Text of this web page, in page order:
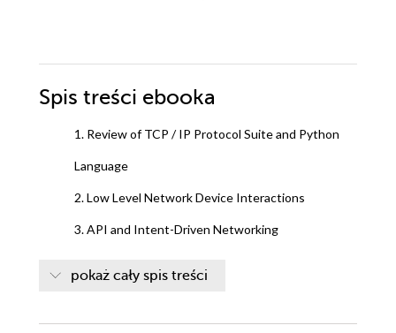
Spis treści ebooka
1. Review of TCP / IP Protocol Suite and Python
Language
2. Low Level Network Device Interactions
3. API and Intent-Driven Networking
Ansible Advanced Topics
pokaż cały spis treści